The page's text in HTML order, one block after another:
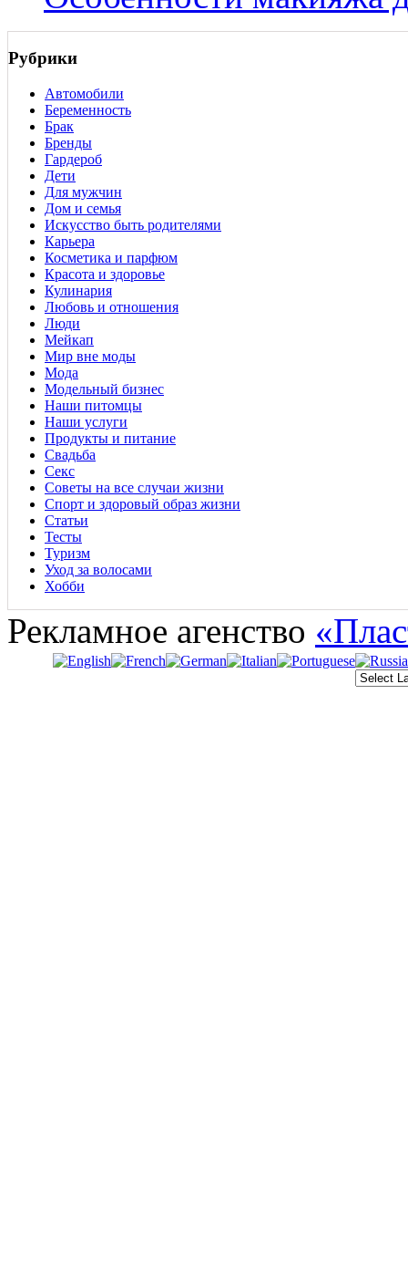
Рубрики
Автомобили
Беременность
Брак
Бренды
Гардероб
Дети
Для мужчин
Дом и семья
Искусство быть родителями
Карьера
Косметика и парфюм
Красота и здоровье
Кулинария
Любовь и отношения
Люди
Мейкап
Мир вне моды
Мода
Модельный бизнес
Наши питомцы
Наши услуги
Продукты и питание
Свадьба
Секс
Советы на все случаи жизни
Спорт и здоровый образ жизни
Статьи
Тесты
Туризм
Уход за волосами
Хобби
Рекламное агенство